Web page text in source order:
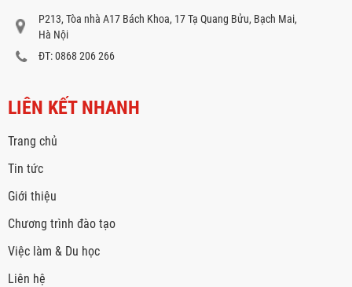
P213, Tòa nhà A17 Bách Khoa, 17 Tạ Quang Bửu, Bạch Mai,
Hà Nội
ĐT: 0868 206 266
LIÊN KẾT NHANH
Trang chủ
Tin tức
Giới thiệu
Chương trình đào tạo
Việc làm & Du học
Liên hệ